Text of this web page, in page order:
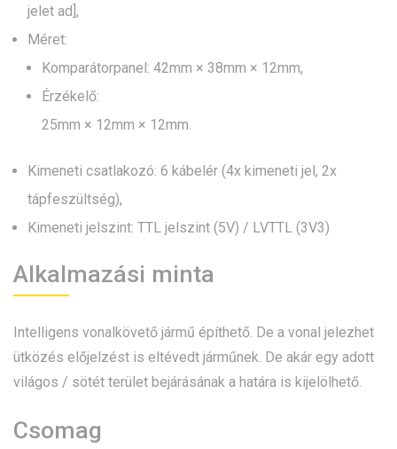
jelet ad],
Méret:
Komparátorpanel: 42mm × 38mm × 12mm,
Érzékelő:
25mm × 12mm × 12mm.
Kimeneti csatlakozó: 6 kábelér (4x kimeneti jel, 2x
tápfeszültség),
Kimeneti jelszint: TTL jelszint (5V) / LVTTL (3V3)
Alkalmazási minta
Intelligens vonalkövető jármű építhető. De a vonal jelezhet
ütközés előjelzést is eltévedt járműnek. De akár egy adott
világos / sötét terület bejárásának a határa is kijelölhető.
Csomag